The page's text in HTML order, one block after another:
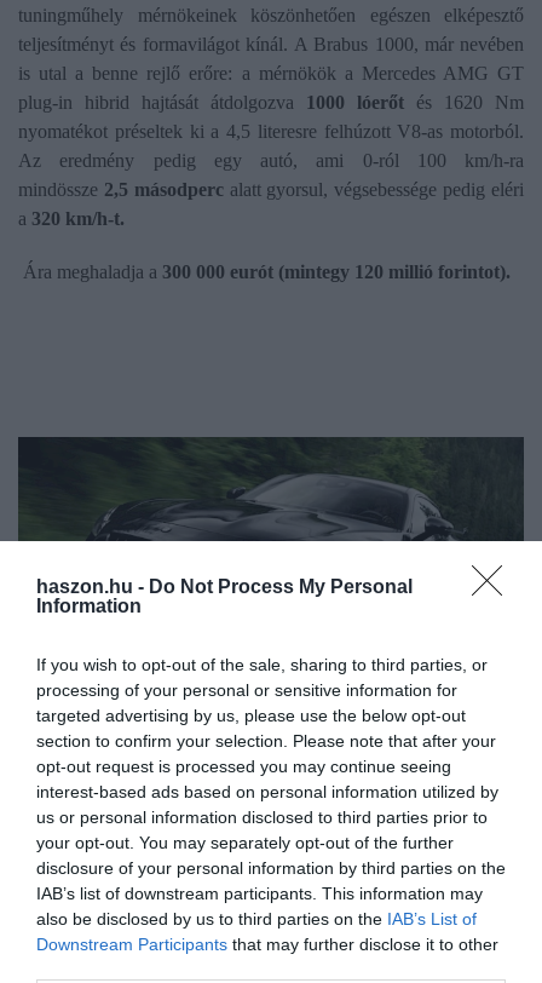
haszon.hu - Do Not Process My Personal
Information
If you wish to opt-out of the sale, sharing to third parties, or
processing of your personal or sensitive information for
targeted advertising by us, please use the below opt-out
section to confirm your selection. Please note that after your
opt-out request is processed you may continue seeing
interest-based ads based on personal information utilized by
us or personal information disclosed to third parties prior to
your opt-out. You may separately opt-out of the further
disclosure of your personal information by third parties on the
IAB’s list of downstream participants. This information may
also be disclosed by us to third parties on the IAB’s List of
Downstream Participants that may further disclose it to other
tuningműhely mérnökeinek köszönhetően egészen elképesztő
teljesítményt és formavilágot kínál. A Brabus 1000, már nevében
is utal a benne rejlő erőre: a mérnökök a Mercedes AMG GT
plug-in hibrid hajtását átdolgozva 1000 lóerőt és 1620 Nm
nyomatékot préseltek ki a 4,5 literesre felhúzott V8-as motorból.
Az eredmény pedig egy autó, ami 0-ról 100 km/h-ra
mindössze 2,5 másodpercalatt gyorsul, végsebessége pedig eléri
a 320 km/h-t.
Ára meghaladja a 300 000 eurót (mintegy 120 millió forintot).
Fotó: Mercedes
Olvasd el ezt is!
Itt a 700 lóerőre feltuningolt Mercedes sportkombi
Humanoid robotokat tesztelnek a kecskeméti
Mercedes-gyárban